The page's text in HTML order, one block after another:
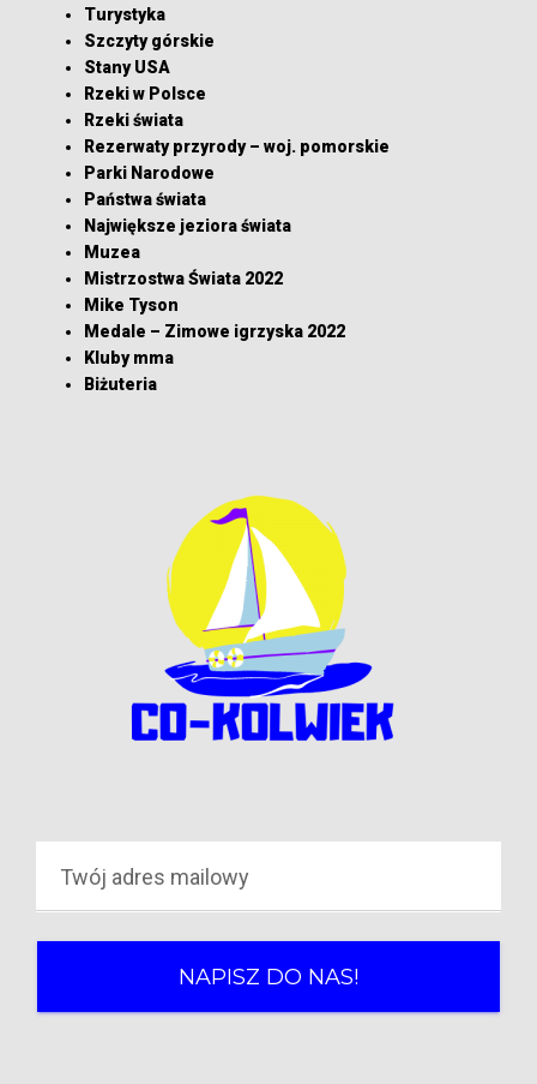
Turystyka
Szczyty górskie
Stany USA
Rzeki w Polsce
Rzeki świata
Rezerwaty przyrody – woj. pomorskie
Parki Narodowe
Państwa świata
Największe jeziora świata
Muzea
Mistrzostwa Świata 2022
Mike Tyson
Medale – Zimowe igrzyska 2022
Kluby mma
Biżuteria
NAPISZ DO NAS!